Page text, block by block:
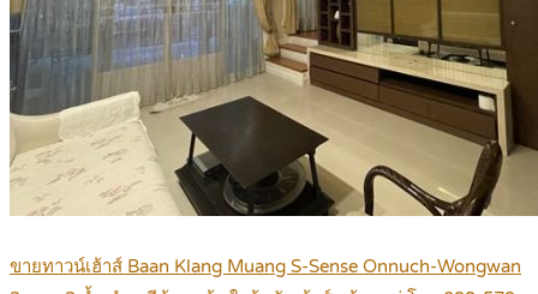
ขายทาวน์เฮ้าส์ Baan Klang Muang S-Sense Onnuch-Wongwan